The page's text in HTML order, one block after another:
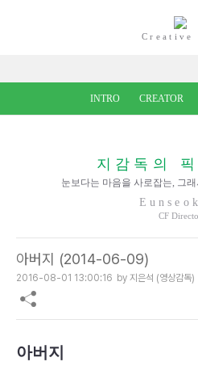
Creative
INTRO CREATOR
지감독의
눈보다는 마음을 사로잡는, 그
CF
아버지 (2014-06-09)
2016-08-01 13:00:16 by 지은석 (영상감독)
아버지